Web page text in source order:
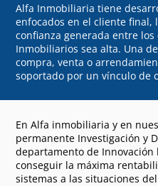
Alfa Inmobiliaria tiene
enfocados en el cliente final,
confianza generada entre los
Inmobiliarios sea alta. Una
compra, venta o
soportado por un vínculo de
En Alfa inmobiliaria y en
permanente Investigación y
departamento de
conseguir la máxima
sistemas a las situaciones